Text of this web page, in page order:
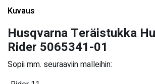
Kuvaus
Husqvarna Teräistukka
Rider 5065341-01
Sopii mm. seuraaviin malleihin: